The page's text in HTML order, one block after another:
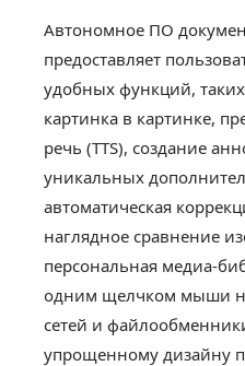
Автономное ПО
предоставляет
удобных функций,
картинка в картинке,
речь (TTS), создание
уникальных
автоматическая
наглядное сравнение
персональная медиа-
одним щелчком мыши
сетей и
упрощенному дизайну